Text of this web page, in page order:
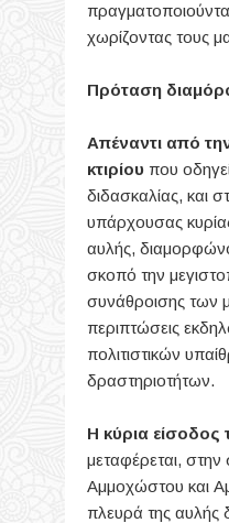
χωρίζοντας τους
Πρόταση
Απέναντι από
κτιρίου που
διδασκαλίας, και
υπάρχουσας
αυλής,
σκοπό την
συνάθροισης των
περιπτώσεις
πολιτιστικών
δραστηριοτήτων.
Η κύρια είσοδος
μεταφέρεται,
Αμμοχώστου και
πλευρά της αυλής